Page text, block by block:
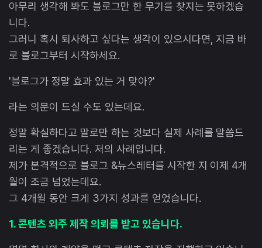
아무리 생각해 봐도 블로그만 한 무기를 찾지는 못하겠습
니다.
그러니 혹시 퇴사하고 싶다는 생각이 있으시다면, 지금 바
로 블로그부터 시작하세요.
'블로그가 정말 효과 있는 거 맞아?'
라는 의문이 드실 수도 있는데요.
정말 확실하다고 말로만 하는 것보다 실제 사례를 말씀드
리는 게 좋겠습니다. 저의 사례입니다.
제가 본격적으로 블로그 &뉴스레터를 시작한 지 이제 4개
월이 조금 넘었는데요.
그 4개월 동안 크게 3가지 성과를 얻었습니다.
1. 콘텐츠 외주 제작 의뢰를 받고 있습니다.